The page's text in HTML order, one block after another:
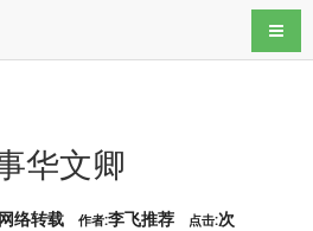
导航
华文卿
网络转载 作者:李飞推荐 点击:次